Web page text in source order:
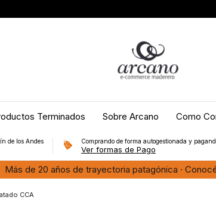
Terminados Sobre Arcano Como
de los Andes Comprando de forma autogestionada y
Ver formas de Pago
CCA